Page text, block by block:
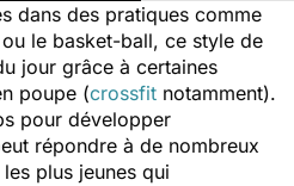
dans des pratiques comme
le basket-ball, ce style de
jour grâce à certaines
poupe (crossfit notamment).
pour développer
répondre à de nombreux
plus jeunes qui